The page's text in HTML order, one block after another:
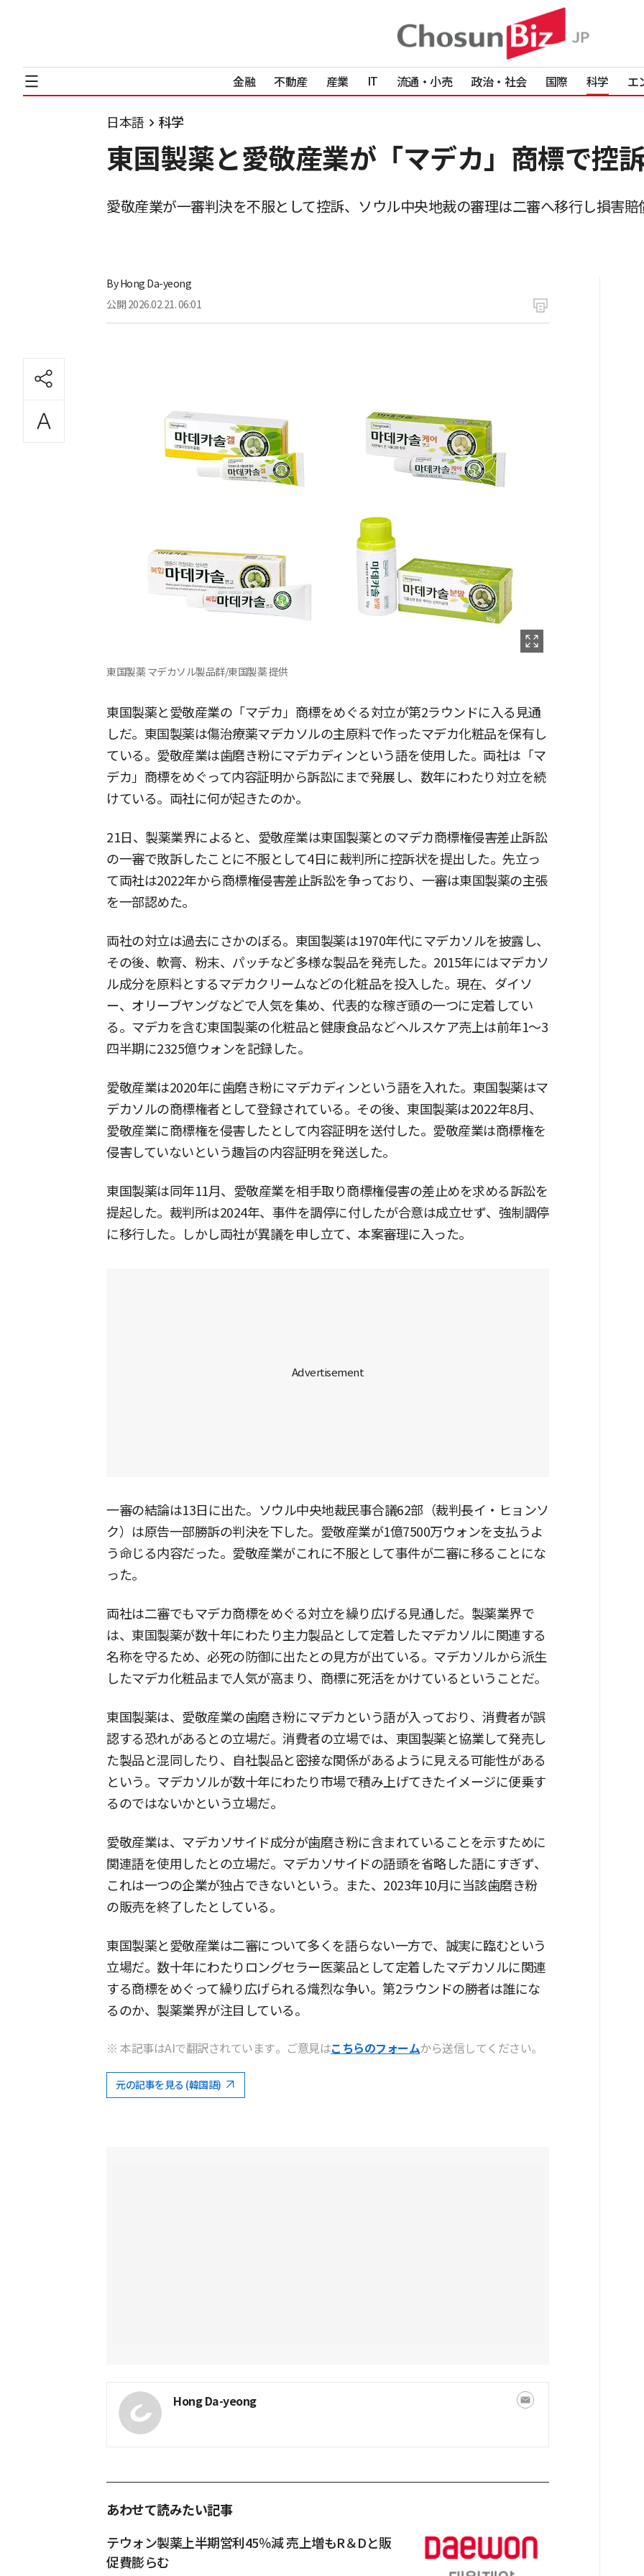
金融 不動産 産業 IT 流通・小売 政治・社会 国際 科学 エ
日本語 科学
東国製薬と愛敬産業が「マデカ」商標で控
愛敬産業が一審判決を不服として控訴、ソウル中央地裁の審理は二審へ移行し損害
ByHong Da-yeong
公開 2026.02.21. 06:01
東国製薬 マデカソル製品群/東国製薬 提供
東国製薬と愛敬産業の「マデカ」商標をめぐる対立が第2ラウンドに入る見通
しだ。東国製薬は傷治療薬マデカソルの主原料で作ったマデカ化粧品を保有し
ている。愛敬産業は歯磨き粉にマデカディンという語を使用した。両社は「マ
デカ」商標をめぐって内容証明から訴訟にまで発展し、数年にわたり対立を続
けている。両社に何が起きたのか。
21日、製薬業界によると、愛敬産業は東国製薬とのマデカ商標権侵害差止訴訟
の一審で敗訴したことに不服として4日に裁判所に控訴状を提出した。先立っ
て両社は2022年から商標権侵害差止訴訟を争っており、一審は東国製薬の主張
を一部認めた。
両社の対立は過去にさかのぼる。東国製薬は1970年代にマデカソルを披露し、
その後、軟膏、粉末、パッチなど多様な製品を発売した。2015年にはマデカソ
ル成分を原料とするマデカクリームなどの化粧品を投入した。現在、ダイソ
ー、オリーブヤングなどで人気を集め、代表的な稼ぎ頭の一つに定着してい
る。マデカを含む東国製薬の化粧品と健康食品などヘルスケア売上は前年1〜3
四半期に2325億ウォンを記録した。
愛敬産業は2020年に歯磨き粉にマデカディンという語を入れた。東国製薬はマ
デカソルの商標権者として登録されている。その後、東国製薬は2022年8月、
愛敬産業に商標権を侵害したとして内容証明を送付した。愛敬産業は商標権を
侵害していないという趣旨の内容証明を発送した。
東国製薬は同年11月、愛敬産業を相手取り商標権侵害の差止めを求める訴訟を
提起した。裁判所は2024年、事件を調停に付したが合意は成立せず、強制調停
に移行した。しかし両社が異議を申し立て、本案審理に入った。
一審の結論は13日に出た。ソウル中央地裁民事合議62部（裁判長イ・ヒョンソ
ク）は原告一部勝訴の判決を下した。愛敬産業が1億7500万ウォンを支払うよ
う命じる内容だった。愛敬産業がこれに不服として事件が二審に移ることにな
った。
両社は二審でもマデカ商標をめぐる対立を繰り広げる見通しだ。製薬業界で
は、東国製薬が数十年にわたり主力製品として定着したマデカソルに関連する
名称を守るため、必死の防御に出たとの見方が出ている。マデカソルから派生
したマデカ化粧品まで人気が高まり、商標に死活をかけているということだ。
東国製薬は、愛敬産業の歯磨き粉にマデカという語が入っており、消費者が誤
認する恐れがあるとの立場だ。消費者の立場では、東国製薬と協業して発売し
た製品と混同したり、自社製品と密接な関係があるように見える可能性がある
という。マデカソルが数十年にわたり市場で積み上げてきたイメージに便乗す
るのではないかという立場だ。
愛敬産業は、マデカソサイド成分が歯磨き粉に含まれていることを示すために
関連語を使用したとの立場だ。マデカソサイドの語頭を省略した語にすぎず、
これは一つの企業が独占できないという。また、2023年10月に当該歯磨き粉
の販売を終了したとしている。
東国製薬と愛敬産業は二審について多くを語らない一方で、誠実に臨むという
立場だ。数十年にわたりロングセラー医薬品として定着したマデカソルに関連
する商標をめぐって繰り広げられる熾烈な争い。第2ラウンドの勝者は誰にな
るのか、製薬業界が注目している。
※ 本記事はAIで翻訳されています。ご意見はこちらのフォームから送信してください。
元の記事を見る (韓国語)
Hong Da-yeong
あわせて読みたい記事
テウォン製薬上半期営利45％減 売上増もR＆Dと販
促費膨らむ